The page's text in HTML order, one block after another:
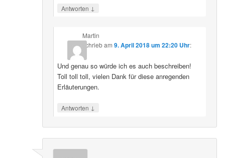
Antworten ↓
Martin
schriebam 9. April 2018 um 22:20 Uhr:
Und genau so würde ich es auch beschreiben!
Toll toll toll, vielen Dank für diese anregenden
Erläuterungen.
Antworten ↓